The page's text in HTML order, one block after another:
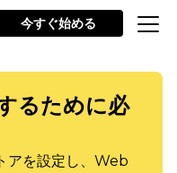
今すぐ始める
るために必
アを設定し、Web